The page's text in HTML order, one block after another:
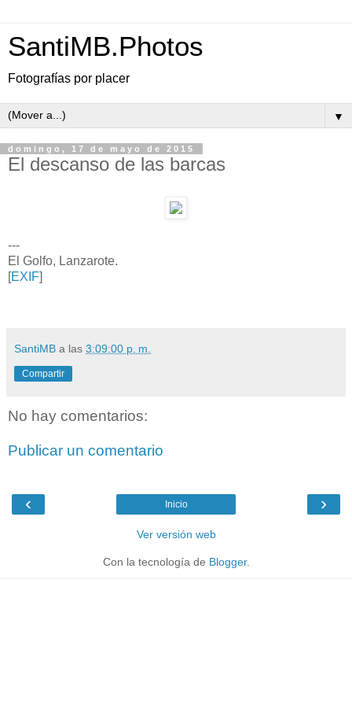
SantiMB.Photos
Fotografías por placer
▼
domingo, 17 de mayo de 2015
El descanso de las barcas
---
El Golfo, Lanzarote.
[EXIF]
SantiMB a las 3:09:00 p. m.
Compartir
No hay comentarios:
Publicar un comentario
‹ ›
Inicio
Ver versión web
Con la tecnología de Blogger.